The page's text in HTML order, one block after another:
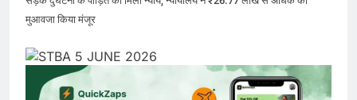
मुआवजा किया मंजूर